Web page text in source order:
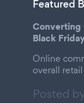
Featured
Converting
Black
Online
overall
Posted